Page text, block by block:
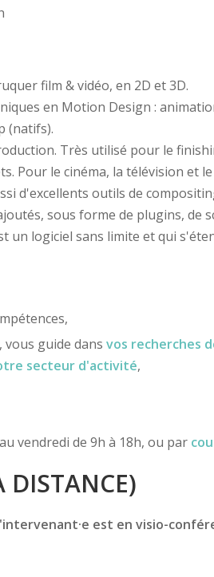
film & vidéo, en 2D et 3D.
en Motion Design :
(natifs).
Très utilisé pour le
Pour le cinéma, la télévision et
d'excellents outils de
sous forme de plugins, de
logiciel sans limite et qui
vous guide dans vos recherches
secteur d'activité,
vendredi de 9h à 18h, ou par
DISTANCE)
est en visio-